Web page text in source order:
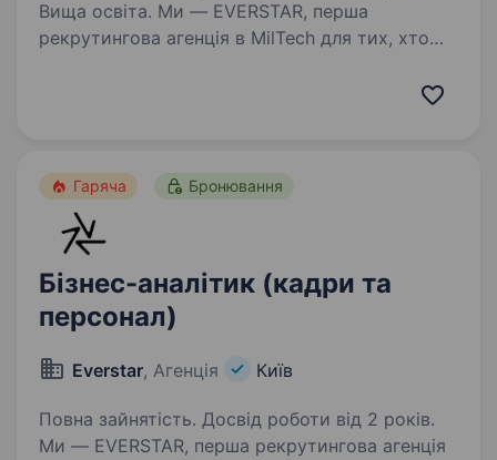
Вища освіта. Ми — EVERSTAR, перша
рекрутингова агенція в MilTech для тих, хто
Гаряча Бронювання
Бізнес-аналітик (кадри та
персонал)
Everstar, Агенція Київ
Повна зайнятість. Досвід роботи від 2 років.
Ми — EVERSTAR, перша рекрутингова агенція